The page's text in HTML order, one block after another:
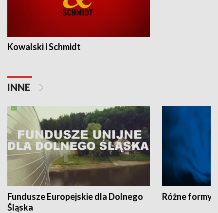
Kowalski i Schmidt
INNE
Fundusze Europejskie dla Dolnego
Śląska
Różne formy